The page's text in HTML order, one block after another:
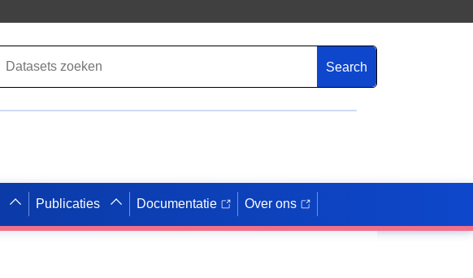
Search
Publicaties Documentatie Over ons